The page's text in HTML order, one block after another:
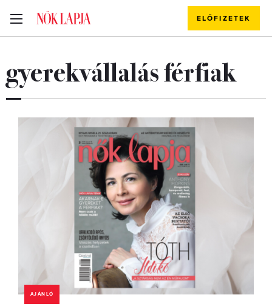
ELŐFIZETEK
gyerekvállalás férfiak
AJÁNLÓ